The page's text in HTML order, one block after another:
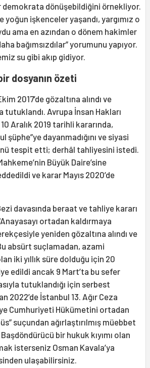
demokrata dönüşebildiğini örnekliyor.
yoğun işkenceler yaşandı, yargımız o
ama en azından o dönem hakimler
bağımsızdılar” yorumunu yapıyor.
su gibi akıp gidiyor.
dosyanın özeti
2017’de gözaltına alındı ve
tutuklandı. Avrupa İnsan Hakları
10 Aralık 2019 tarihli kararında,
şüphe”ye dayanmadığını ve siyasi
tespit etti; derhâl tahliyesini istedi.
Büyük Daire’sine
ve karar Mayıs 2020’de
davasında beraat ve tahliye kararı
ortadan kaldırmaya
yeniden gözaltına alındı ve
absürt suçlamadan, azami
iki yıllık süre dolduğu için 20
edildi ancak 9 Mart’ta bu sefer
tutuklandığı için serbest
2022’de İstanbul 13. Ağır Ceza
Cumhuriyeti Hükümetini ortadan
suçundan ağırlaştırılmış müebbet
bir hukuk kıyımı olan
isterseniz Osman Kavala’ya
ulaşabilirsiniz.